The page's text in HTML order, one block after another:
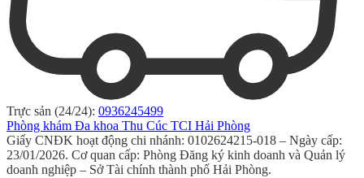
Trực sản (24/24): 0936245499
Phòng khám Đa khoa Thu Cúc TCI Hải Phòng
Giấy CNĐK hoạt động chi nhánh: 0102624215-018 – Ngày cấp:
23/01/2026. Cơ quan cấp: Phòng Đăng ký kinh doanh và Quản lý
doanh nghiệp – Sở Tài chính thành phố Hải Phòng.